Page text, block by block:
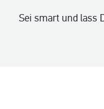
Sei smart und lass